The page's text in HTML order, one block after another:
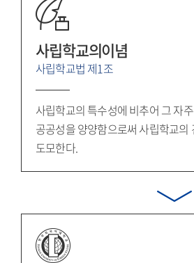
사립학교의이념
사립학교법 제1조
사립학교의 특수성에 비추어 그 자
공공성을 양양함으로써 사립학교의
도모한다.